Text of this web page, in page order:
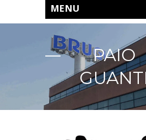
PAIO